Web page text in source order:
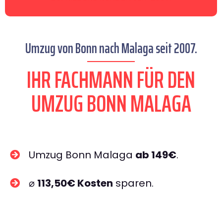
Umzug von Bonn nach Malaga seit 2007.
IHR FACHMANN FÜR DEN
UMZUG BONN MALAGA
Umzug Bonn Malaga ab 149€.
⌀ 113,50€ Kosten sparen.